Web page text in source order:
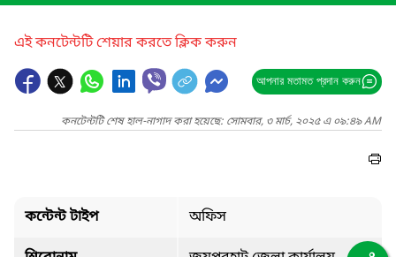
এই কনটেন্টটি শেয়ার করতে ক্লিক করুন
আপনার মতামত প্রদান করুন
কনটেন্টটি শেষ হাল-নাগাদ করা হয়েছে: সোমবার, ৩ মার্চ, ২০২৫ এ ০৯:৪৯ AM
কন্টেন্ট টাইপ অফিস